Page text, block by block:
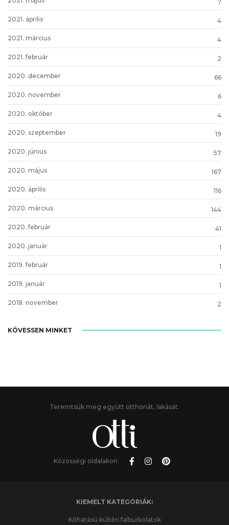
7
2021. április 4
2021. március 4
2021. február 2
2020. december 66
2020. november 6
2020. október 4
2020. szeptember 19
2020. június 57
2020. május 167
2020. április 116
2020. március 144
2020. február 41
2020. január 1
2019. február 1
2019. január 1
2018. november 2
KÖVESSEN MINKET
Teremtsük meg együtt otthonát, lakását.
Közösségi oldalakon
KIEMELT KATEGÓRIÁK:
Kőhatású kültéri falburkolatok